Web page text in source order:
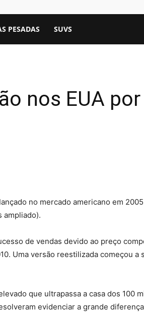
PESADAS SUVS
nos EUA por
no mercado americano em
ampliado).
de vendas devido ao preço
Uma versão reestilizada começou a
que ultrapassa a casa dos 100
evidenciar a grande